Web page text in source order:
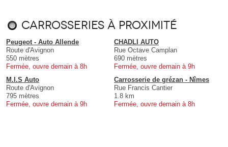
Carrosseries à proximité
Peugeot - Auto Allende
Route d'Avignon
550 mètres
Fermée, ouvre demain à 8h
CHADLI AUTO
Rue Octave Camplan
690 mètres
Fermée, ouvre demain à 9h
M.I.S Auto
Route d'Avignon
795 mètres
Fermée, ouvre demain à 9h
Carrosserie de grézan - Nîmes
Rue Francis Cantier
1.8 km
Fermée, ouvre demain à 8h